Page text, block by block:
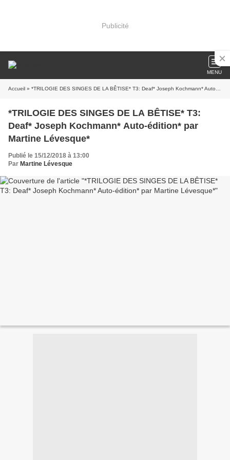
Publicité
MENU
Accueil » *TRILOGIE DES SINGES DE LA BÊTISE* T3: Deaf* Joseph Kochmann* Auto-édition* par Martine Lévesque*
*TRILOGIE DES SINGES DE LA BÊTISE* T3:
Deaf* Joseph Kochmann* Auto-édition* par
Martine Lévesque*
Publié le 15/12/2018 à 13:00
Par Martine Lévesque